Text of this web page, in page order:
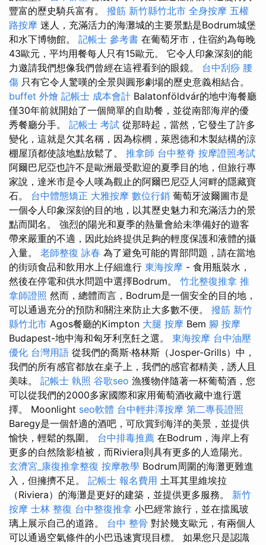
豐富的歷史騎兵富有。 撥筋 新竹縣竹北市 全身按摩 五權
路按摩 迷人，充滿活力的海灘城的主要景點是Bodrum城堡
和水下博物館。 記帳士 參考書 在葡萄牙市，住宿約為每晚
43歐元，平均用餐每人只有15歐元。 它令人印象深刻的能
力邀請我們想像我們曾經在這裡看到的眼鏡。 台中刮痧 腰
傷 只有它令人驚嘆的全景與圓形劇場的歷史意義相結合。
buffet 外燴 記帳士 成本會計 Balatonföldvár的地中海餐廳
僅30年前就開始了一個簡單的自助餐，並從南部海岸的優
秀餐廳分手。 記帳士 考試 從那時起，當然，它發生了許多
變化，這就是欠其名稱，因為棕櫚，萊恩德和木製結構的涼
棚屋頂都使該地點放鬆了。 推拿師 台中整脊 按摩證照考試
阿爾巴尼亞也許不是歐洲最受歡迎的夏季目的地，但旅行專
家說，達米市是令人嘆為觀止的阿爾巴尼亞人河畔的隱藏寶
石。 台中體態矯正 大雅按摩 數位行銷 葡萄牙波爾圖市是
一個令人印象深刻的目的地，以其歷史魅力和充滿活力的景
點而聞名。 強烈的陽光和夏季的熱量會給未準備好的遊客
帶來嚴重的不適，因此始終提供足夠的輕度保護和液體的攝
入量。 老師整復 詠春 為了避免可能的胃部問題，請在當地
的街頭食品和飲用水上仔細進行 東海按摩 - 食用瓶裝水，
然後在停電和供水問題中選擇Bodrum。 竹北整復推拿 推
拿師證照 然而，總體而言，Bodrum是一個安全的目的地，
可以通過充分的預防和關注來防止大多數不便。 撥筋 新竹
縣竹北市 Agos餐廳的Kimpton 大腿 按摩 Bem 腳 按摩
Budapest-地中海和匈牙利烹飪之選。 東海按摩 台中油壓
優化 台灣用語 從我們的喬斯·格林斯（Josper-Grills）中，
我們的所有感官都放在桌子上，我們的感官都精美，誘人且
美味。 記帳士 執照 谷歌seo 漁獲物伴隨著一杯葡萄酒，您
可以從我們的2000多家國際和家用葡萄酒收藏中進行選
擇。 Moonlight seo軟體 台中輕井澤按摩 第二專長證照
Baregy是一個舒適的酒吧，可欣賞到海洋的美景，並提供
愉快，輕鬆的氛圍。 台中排毒推薦 在Bodrum，海岸上有
更多的自然陰影植被，而Riviera則具有更多的人造陽光。
玄濟宮_康復推拿整復 按摩教學 Bodrum周圍的海灘更難進
入，但擁擠不足。 記帳士 報名費用 土耳其里維埃拉
（Riviera）的海灘是更好的建築，並提供更多服務。 新竹
按摩 士林 整復 台中整復推拿 小巴經常旅行，並在擋風玻
璃上展示自己的道路。 台中 整骨 對於幾支歐元，有兩個人
可以通過空氣條件的小巴迅速實現目標。 如果您只是認識